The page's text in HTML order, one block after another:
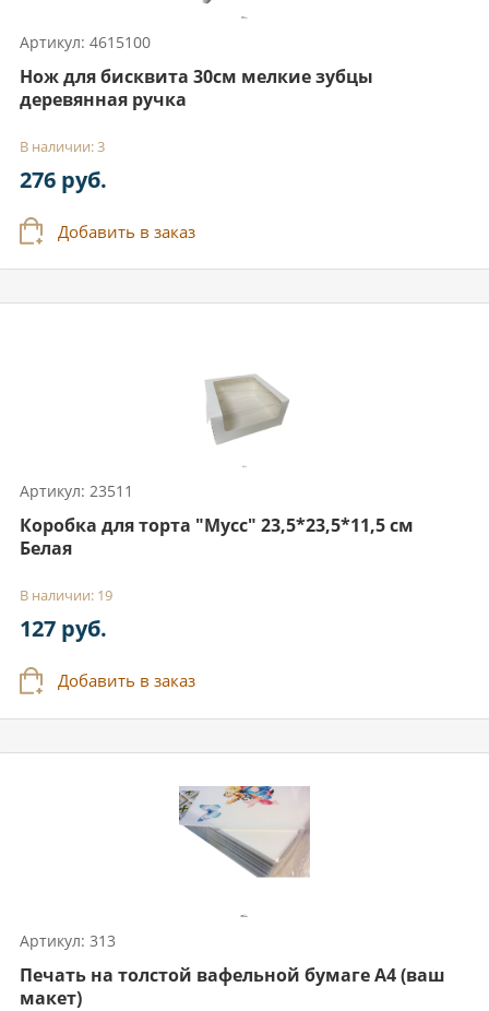
Артикул: 4615100
Нож для бисквита 30см мелкие зубцы
деревянная ручка
В наличии: 3
276 руб.
Добавить в заказ
Артикул: 23511
Коробка для торта "Мусс" 23,5*23,5*11,5 см
Белая
В наличии: 19
127 руб.
Добавить в заказ
Артикул: 313
Печать на толстой вафельной бумаге А4 (ваш
макет)